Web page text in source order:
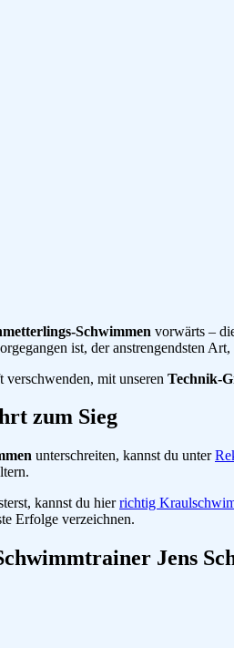
Schwimmen vorwärts –
ist, der anstrengendsten
mit unseren Technik-
zum Sieg
unterschreiten, kannst du unter
kannst du hierrichtig
Erfolge verzeichnen.
Jens